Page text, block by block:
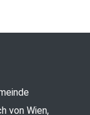
von Wien,